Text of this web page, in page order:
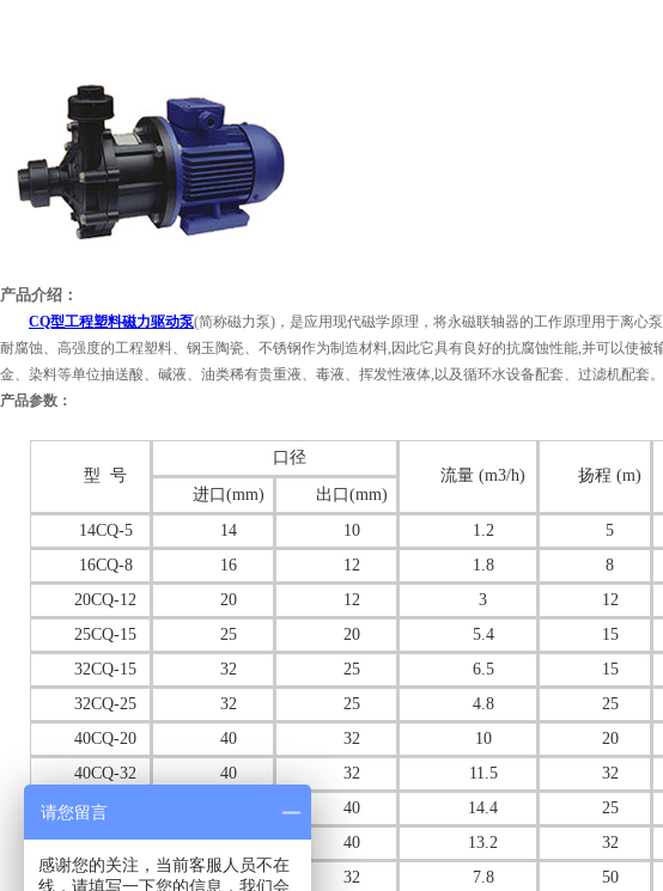
产品介绍：
CQ型工程塑料磁力驱动泵(简称磁力泵)，是应用现代磁学原理，将永磁联轴器的工作原理用于离心
耐腐蚀、高强度的工程塑料、钢玉陶瓷、不锈钢作为制造材料,因此它具有良好的抗腐蚀性能,并可以使
金、染料等单位抽送酸、碱液、油类稀有贵重液、毒液、挥发性液体,以及循环水设备配套、过滤机配
产品参数：
型 号
口径
流量 (m3/h)
扬程 (m)
进口(mm)
出口(mm)
14CQ-5
14 10 1.2 5
16CQ-8 16 12 1.8 8
20CQ-12
20 12 3 12
25CQ-15
25 20 5.4 15
32CQ-15
32 25 6.5 15
32CQ-25
32 25 4.8 25
40CQ-20
40 32 10 20
40CQ-32
40 32 11.5 32
50CQ-25
40 14.4 25
50CQ-32
50 40 13.2 32
50CQ-50
50 32 7.8 50
请您留言
感谢您的关注，当前客服人员不在
线，请填写一下您的信息，我们会